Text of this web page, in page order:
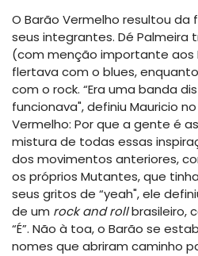
O Barão Vermelho resultou
seus integrantes. Dé Palmeira
(com menção importante aos
flertava com o blues,
com o rock. “Era uma banda
funcionava", definiu Mauricio
Vermelho: Por que a gente é
mistura de todas essas
dos movimentos anteriores,
os próprios Mutantes, que
seus gritos de “yeah", ele
de um rock and rollbrasileiro,
“É”. Não à toa, o Barão se
nomes que abriram caminho